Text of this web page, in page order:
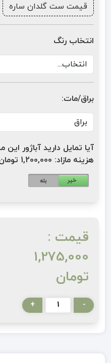
قیمت ست گلدان ساره
انتخاب رنگ
براق/مات:
آیا تمایل دارید آباژور
هزینه مازاد: 1,200,000 تومان )
بله خیر
قیمت :
1,275,000
تومان
-
+